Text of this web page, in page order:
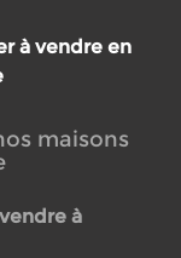
à vendre en
maisons
à